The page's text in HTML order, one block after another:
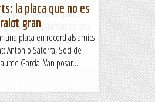
passar de ser un paret
de vies, sobretot de setè
el Diedre de La Seu,...
la placa que no es
gran
una placa en record als amics
Antonio Satorra, Soci de
Garcia. Van posar...